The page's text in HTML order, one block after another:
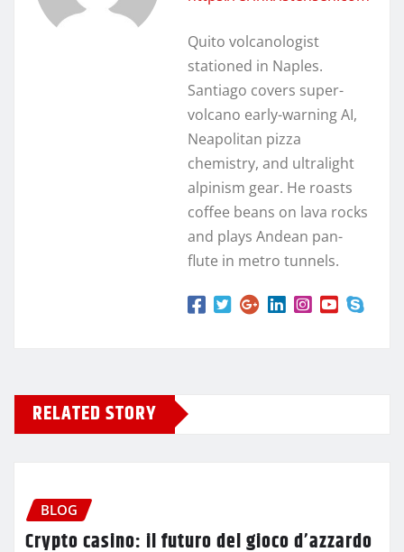
Quito volcanologist
stationed in Naples.
Santiago covers super-
volcano early-warning AI,
Neapolitan pizza
chemistry, and ultralight
alpinism gear. He roasts
coffee beans on lava rocks
and plays Andean pan-
flute in metro tunnels.
RELATED STORY
BLOG
Crypto casino: il futuro del gioco d’azzardo